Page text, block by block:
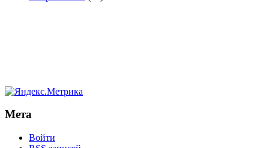
Мета
Войти